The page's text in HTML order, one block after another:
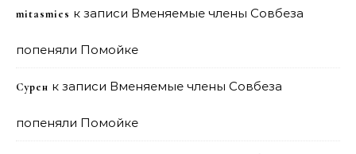
mitasmies к записи Вменяемые члены Совбеза
попеняли Помойке
Сурен к записи Вменяемые члены Совбеза
попеняли Помойке